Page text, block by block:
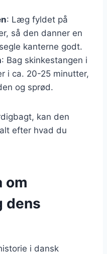
: Læg fyldet på
så den danner en
kanterne godt.
: Bag skinkestangen i
i ca. 20-25 minutter,
og sprød.
kan den
efter hvad du
om
dens
i dansk